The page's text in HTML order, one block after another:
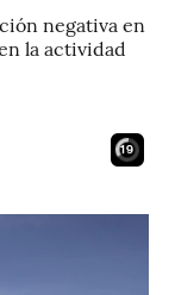
negativa en
la actividad
17